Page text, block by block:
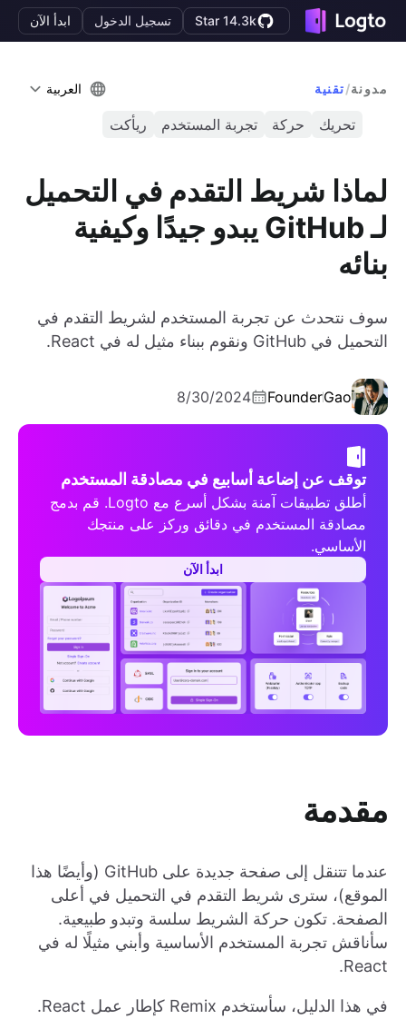
Star 14.3k تسجيل الدخول ابدأ الآن
مدونة/تقنية العربية
تحريك حركة تجربة المستخدم ريأكت
لماذا شريط التقدم في التحميل
لـ GitHub يبدو جيدًا وكيفية
بنائه
سوف نتحدث عن تجربة المستخدم لشريط التقدم في
التحميل في GitHub ونقوم ببناء مثيل له في React.
Gao
Founder
8/30/2024
توقف عن إضاعة أسابيع في مصادقة المستخدم
أطلق تطبيقات آمنة بشكل أسرع مع Logto. قم بدمج
مصادقة المستخدم في دقائق وركز على منتجك
الأساسي.
ابدأ الآن
مقدمة
عندما تتنقل إلى صفحة جديدة على GitHub (وأيضًا هذا
الموقع)، سترى شريط التقدم في التحميل في أعلى
الصفحة. تكون حركة الشريط سلسة وتبدو طبيعية.
سأناقش تجربة المستخدم الأساسية وأبني مثيلًا له في
React.
في هذا الدليل، سأستخدم Remix كإطار عمل React.